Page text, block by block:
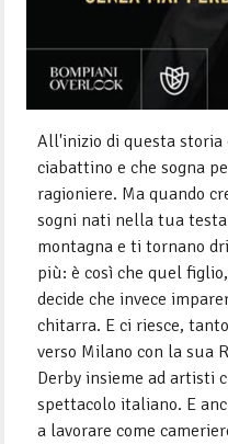
All'inizio di questa storia
ciabattino e che sogna
ragioniere. Ma quando
sogni nati nella tua
montagna e ti tornano
più: è così che quel
decide che invece
chitarra. E ci riesce,
verso Milano con la sua
Derby insieme ad artisti
spettacolo italiano. E
a lavorare come